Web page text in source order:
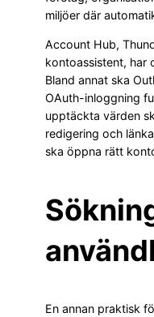
miljöer där
Account Hub,
kontoassistent, har
Bland annat ska
OAuth-inloggning
upptäckta värden
redigering och
ska öppna rätt
En annan praktisk